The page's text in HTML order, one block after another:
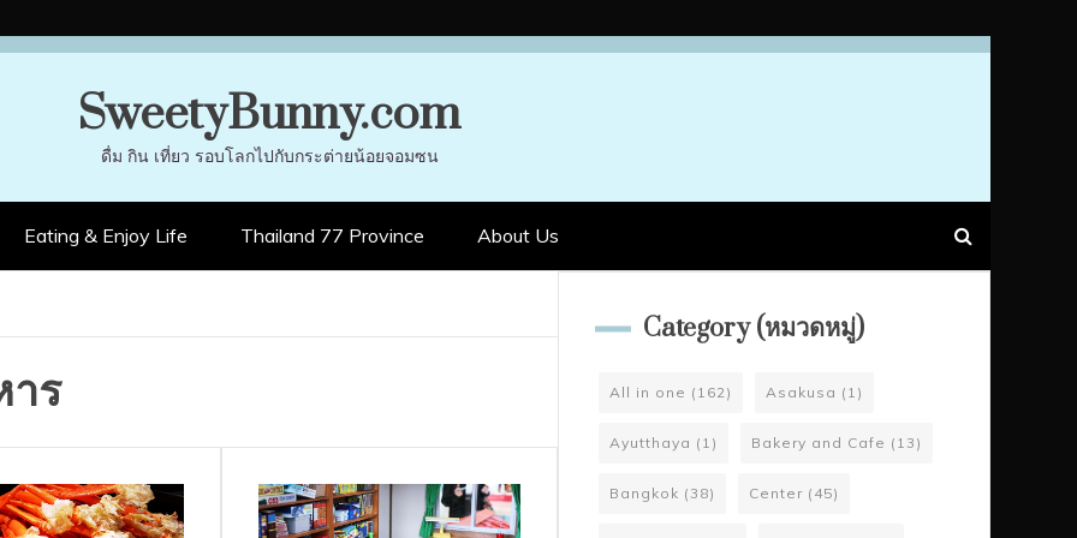
SweetyBunny.com
ดื่ม กิน เที่ยว รอบโลกไปกับกระต่ายน้อยจอมซน
Eating & Enjoy Life Thailand 77 Province About Us
ร
Category (หมวดหมู่)
All in one (162) Asakusa (1)
Ayutthaya (1) Bakery and Cafe (13)
Bangkok (38) Center(45)